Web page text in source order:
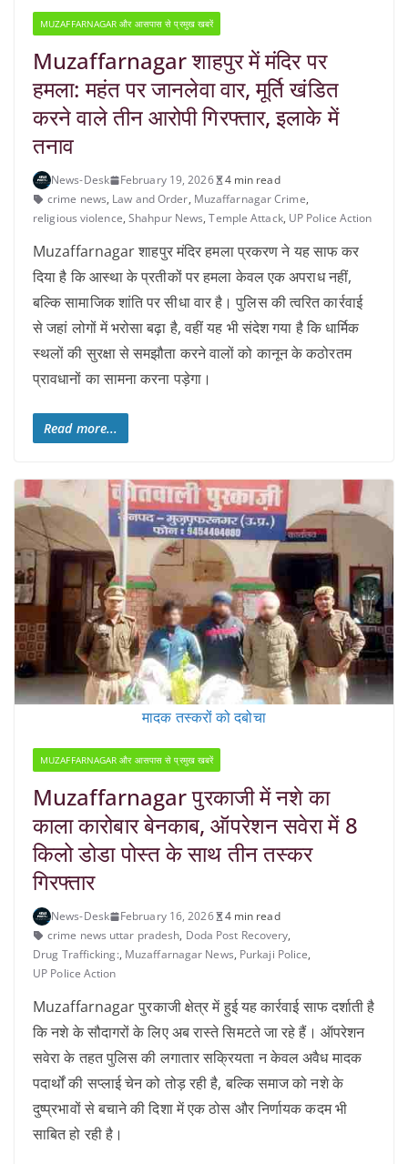
MUZAFFARNAGAR और आसपास से प्रमुख खबरें
Muzaffarnagar शाहपुर में मंदिर पर
हमला: महंत पर जानलेवा वार, मूर्ति खंडित
करने वाले तीन आरोपी गिरफ्तार, इलाके में
तनाव
News-Desk February 19, 2026
4 min read
crime news, Law and Order, Muzaffarnagar Crime,
religious violence,Shahpur News,Temple Attack, UP Police Action
Muzaffarnagar शाहपुर मंदिर हमला प्रकरण ने यह साफ कर
दिया है कि आस्था के प्रतीकों पर हमला केवल एक अपराध नहीं,
बल्कि सामाजिक शांति पर सीधा वार है। पुलिस की त्वरित कार्रवाई
से जहां लोगों में भरोसा बढ़ा है, वहीं यह भी संदेश गया है कि धार्मिक
स्थलों की सुरक्षा से समझौता करने वालों को कानून के कठोरतम
प्रावधानों का सामना करना पड़ेगा।
Read more...
मादक तस्करों को दबोचा
MUZAFFARNAGAR और आसपास से प्रमुख खबरें
Muzaffarnagar पुरकाजी में नशे का
काला कारोबार बेनकाब, ऑपरेशन सवेरा में 8
किलो डोडा पोस्त के साथ तीन तस्कर
गिरफ्तार
News-Desk February 16, 2026
4 min read
crime news uttar pradesh, Doda Post Recovery,
Drug Trafficking:, Muzaffarnagar News, Purkaji Police,
UP Police Action
Muzaffarnagar पुरकाजी क्षेत्र में हुई यह कार्रवाई साफ दर्शाती है
कि नशे के सौदागरों के लिए अब रास्ते सिमटते जा रहे हैं। ऑपरेशन
सवेरा के तहत पुलिस की लगातार सक्रियता न केवल अवैध मादक
पदार्थों की सप्लाई चेन को तोड़ रही है, बल्कि समाज को नशे के
दुष्प्रभावों से बचाने की दिशा में एक ठोस और निर्णायक कदम भी
साबित हो रही है।